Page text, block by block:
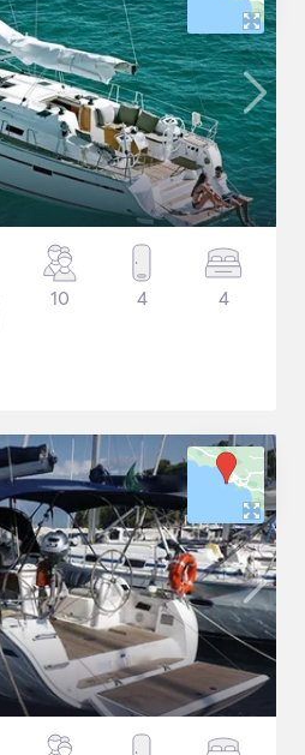
10 4 4